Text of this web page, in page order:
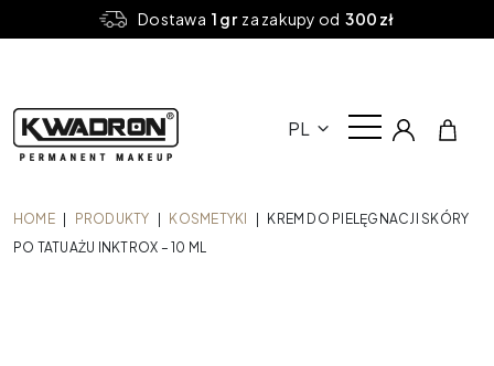
Dostawa 1 grza zakupy od 300 zł
PL
HOME PRODUKTY KOSMETYKI
KREM DO PIELĘGNACJI SKÓRY
PO TATUAŻU INKTROX – 10 ML